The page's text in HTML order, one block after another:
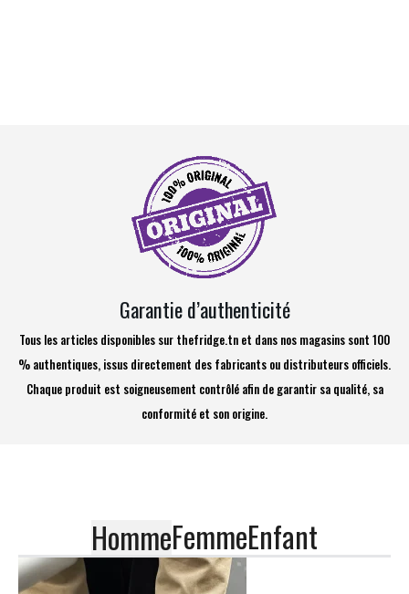
Garantie d’authenticité
Tous les articles disponibles sur thefridge.tn et dans nos magasins sont 100
% authentiques, issus directement des fabricants ou distributeurs officiels.
Chaque produit est soigneusement contrôlé afin de garantir sa qualité, sa
conformité et son origine.
HommeFemmeEnfant